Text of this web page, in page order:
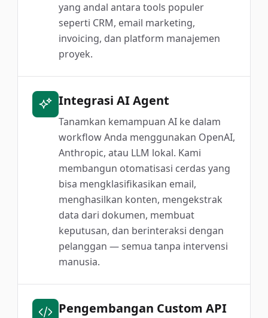
yang andal antara tools populer
seperti CRM, email marketing,
invoicing, dan platform manajemen
proyek.
Integrasi AI Agent
Tanamkan kemampuan AI ke dalam
workflow Anda menggunakan OpenAI,
Anthropic, atau LLM lokal. Kami
membangun otomatisasi cerdas yang
bisa mengklasifikasikan email,
menghasilkan konten, mengekstrak
data dari dokumen, membuat
keputusan, dan berinteraksi dengan
pelanggan — semua tanpa intervensi
manusia.
Pengembangan Custom API